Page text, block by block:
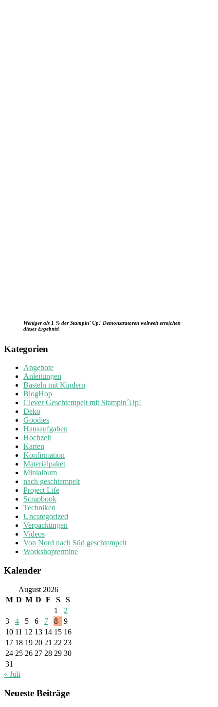
Weniger als 1 % der Stampin’ Up!-Demonstratoren weltweit erreichen
dieses Ergebnis!
Kategorien
Angebote
Anleitungen
Basteln mit Kindern
BlogHop
Clever Geschtempelt mit Stampin´Up!
Deko
Goodies
Hausaufgaben
Hochzeit
Karten
Konfirmation
Materialpaket
Minialbum
nach geschtempelt
Project Life
Scrapbook
Techniken
Uncategorized
Verpackungen
Videos
Von Nord nach Süd geschtempelt
Workshoptermine
Kalender
August 2026
M D M D F S
S
1
2
3
4 5 6 7 8
9
10 11 12 13 14 15 16
17 18 19 20 21 22 23
24 25 26 27 28 29 30
31
« Juli
Neueste Beiträge